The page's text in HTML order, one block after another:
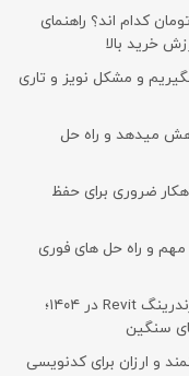
زیر ۵ میلیون تومان کدام اند؟ راهنمای
خرید بالا
و مشکل نویز و تاری
میدهد و راه حل
جلوگیری از هک شدن لپ تاپ؛ 10 راهکار ضروری برای حفظ
ناگهان کند می شود؟ ۷ دلیل مهم و راه حل های فوری
راهنمای خرید لپ تاپ مخصوص معماری و رندرینگ Revit در ۱۴۰۴؛
سنگین
اقتصادی | ۱۰ مدل قدرتمند و ارزان برای کدنویسی